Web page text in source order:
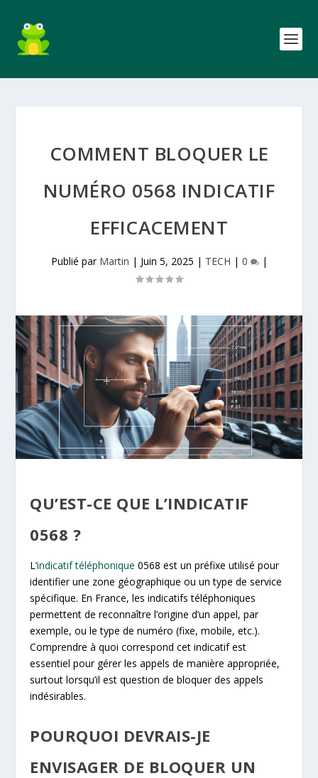
COMMENT BLOQUER LE
NUMÉRO 0568 INDICATIF
EFFICACEMENT
Publié par Martin | Juin 5, 2025 | TECH | 0 |
QU’EST-CE QUE L’INDICATIF
0568 ?
L’indicatif téléphonique 0568 est un préfixe utilisé pour
identifier une zone géographique ou un type de service
spécifique. En France, les indicatifs téléphoniques
permettent de reconnaître l’origine d’un appel, par
exemple, ou le type de numéro (fixe, mobile, etc.).
Comprendre à quoi correspond cet indicatif est
essentiel pour gérer les appels de manière appropriée,
surtout lorsqu’il est question de bloquer des appels
indésirables.
POURQUOI DEVRAIS-JE
ENVISAGER DE BLOQUER UN